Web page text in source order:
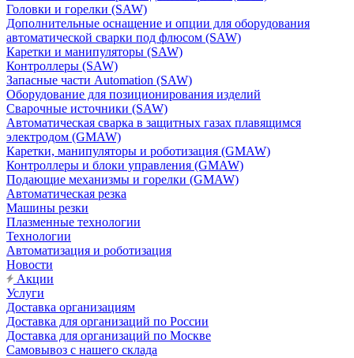
Головки и горелки (SAW)
Дополнительные оснащение и опции для оборудования
автоматической сварки под флюсом (SAW)
Каретки и манипуляторы (SAW)
Контроллеры (SAW)
Запасные части Automation (SAW)
Оборудование для позиционирования изделий
Сварочные источники (SAW)
Автоматическая сварка в защитных газах плавящимся
электродом (GMAW)
Каретки, манипуляторы и роботизация (GMAW)
Контроллеры и блоки управления (GMAW)
Подающие механизмы и горелки (GMAW)
Автоматическая резка
Машины резки
Плазменные технологии
Технологии
Автоматизация и роботизация
Новости
Акции
Услуги
Доставка организациям
Доставка для организаций по России
Доставка для организаций по Москве
Самовывоз с нашего склада